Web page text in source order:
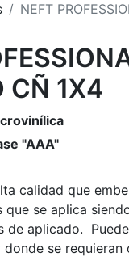
NEFT
CÑ 1X4
"AAA"
calidad que
que se aplica
de aplicado.
se